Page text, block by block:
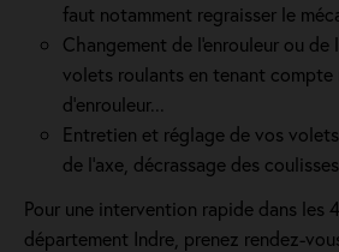
faut notamment regraisser le
Changement de l'enrouleur ou de
volets roulants en tenant
d’enrouleur...
Entretien et réglage de vos
de l'axe, décrassage des
Pour une intervention rapide dans les
département Indre, prenez rendez-